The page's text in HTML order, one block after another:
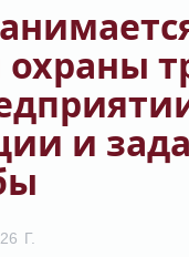
охраны
и
Г.